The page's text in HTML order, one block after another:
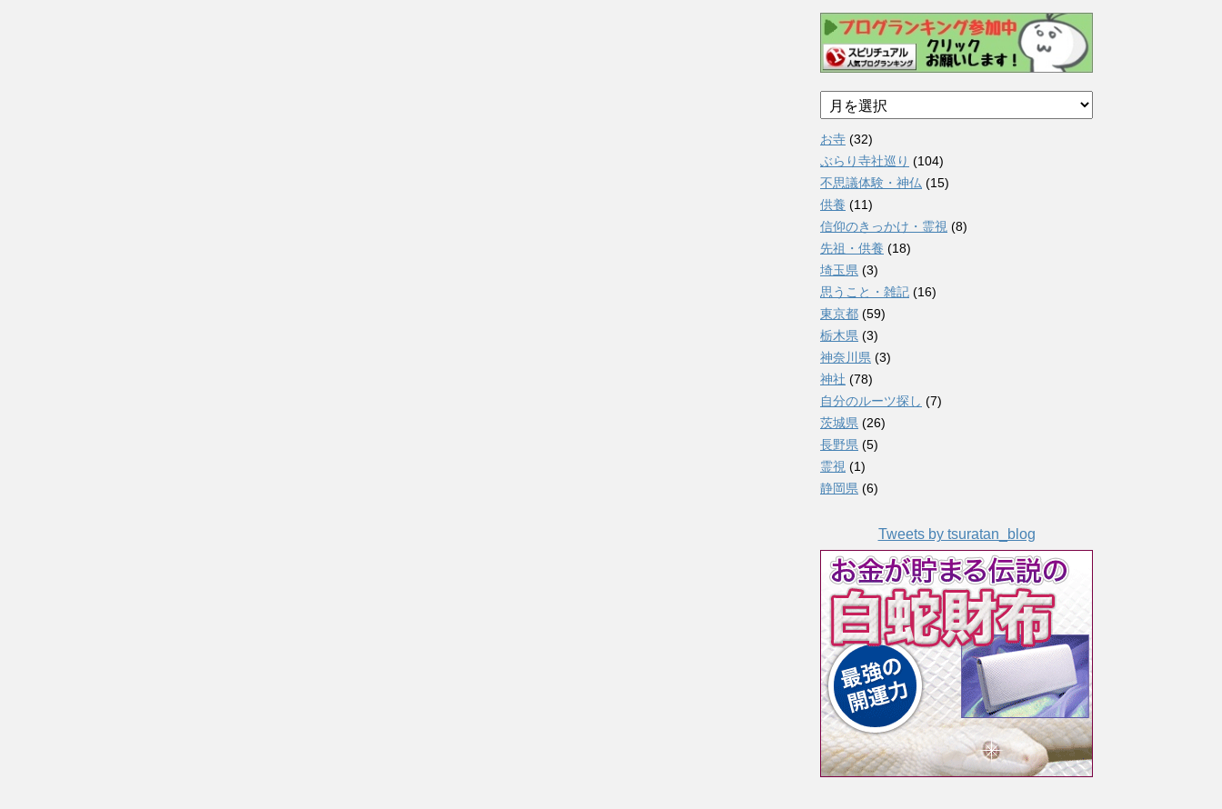
ア
ー
カ
イ
ブ
お寺 (32)
ぶらり寺社巡り (104)
不思議体験・神仏 (15)
供養 (11)
信仰のきっかけ・霊視 (8)
先祖・供養 (18)
埼玉県 (3)
思うこと・雑記 (16)
東京都 (59)
栃木県 (3)
神奈川県 (3)
神社 (78)
自分のルーツ探し (7)
茨城県 (26)
長野県 (5)
霊視 (1)
静岡県 (6)
Tweets by tsuratan_blog